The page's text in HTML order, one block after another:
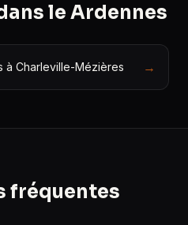
le Ardennes
à Charleville-Mézières →
fréquentes